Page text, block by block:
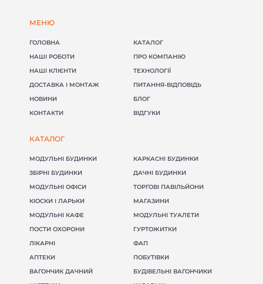
МЕНЮ
ГОЛОВНА
КАТАЛОГ
НАШІ РОБОТИ
ПРО КОМПАНІЮ
НАШІ КЛІЄНТИ
ТЕХНОЛОГІЇ
ДОСТАВКА І МОНТАЖ
ПИТАННЯ-ВІДПОВІДЬ
НОВИНИ
БЛОГ
КОНТАКТИ
ВІДГУКИ
КАТАЛОГ
МОДУЛЬНІ БУДИНКИ
КАРКАСНІ БУДИНКИ
ЗБІРНІ БУДИНКИ
ДАЧНІ БУДИНКИ
МОДУЛЬНІ ОФІСИ
ТОРГОВІ ПАВІЛЬЙОНИ
КІОСКИ І ЛАРЬКИ
МАГАЗИНИ
МОДУЛЬНІ КАФЕ
МОДУЛЬНІ ТУАЛЕТИ
ПОСТИ ОХОРОНИ
ГУРТОЖИТКИ
ЛІКАРНІ
ФАП
АПТЕКИ
ПОБУТІВКИ
ВАГОНЧИК ДАЧНИЙ
БУДІВЕЛЬНІ ВАГОНЧИКИ